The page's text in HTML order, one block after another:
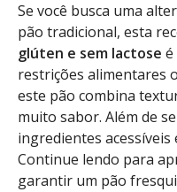
Se você busca uma
pão tradicional, esta
glúten e sem lactose é
restrições alimentares
este pão combina
muito sabor. Além de
ingredientes acessíveis
Continue lendo para
garantir um pão